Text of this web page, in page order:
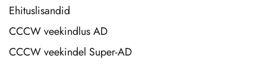
Ehituslisandid
CCCW veekindlus AD
CCCW veekindel Super-AD